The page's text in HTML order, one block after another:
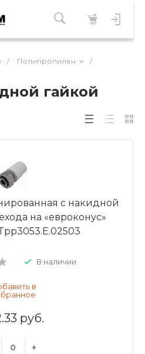
/ Полипропилен
/
гайкой
с накидной
на «евроконус»
В наличии
руб.
+